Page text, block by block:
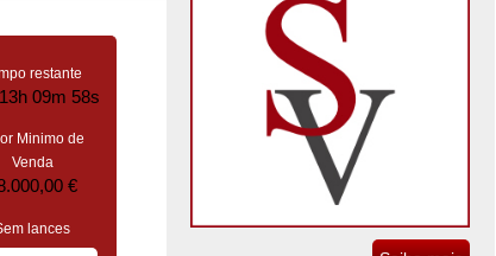
restante
09m 57s
Minimo de
Venda
€
lances